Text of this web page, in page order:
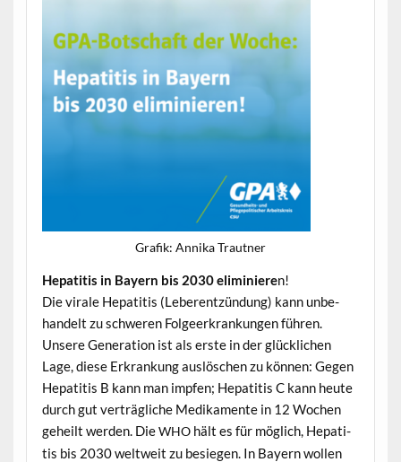
Grafik: Anni­ka Trautner
Hepati­tis in Bay­ern bis 2030 eli­m­inieren!
Die virale Hepati­tis (Leber­entzün­dung) kann unbe­
han­delt zu schw­eren Fol­geerkrankun­gen führen.
Unsere Gen­er­a­tion ist als erste in der glück­lichen
Lage, diese Erkrankung aus­löschen zu kön­nen: Gegen
Hepati­tis B kann man impfen; Hepati­tis C kann heute
durch gut verträgliche Medika­mente in 12 Wochen
geheilt wer­den. DieWHOhält es für möglich, Hepati­
tis bis 2030 weltweit zu besiegen. In Bay­ern wollen